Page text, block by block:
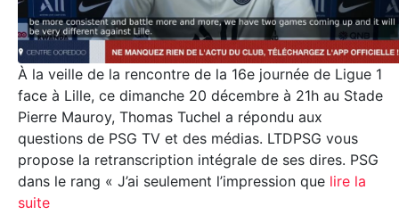
À la veille de la rencontre de la 16e journée de Ligue 1
face à Lille, ce dimanche 20 décembre à 21h au Stade
Pierre Mauroy, Thomas Tuchel a répondu aux
questions de PSG TV et des médias. LTDPSG vous
propose la retranscription intégrale de ses dires. PSG
dans le rang « J’ai seulement l’impression que lire la
suite